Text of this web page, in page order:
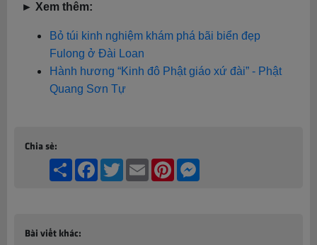
► Xem thêm:
Bỏ túi kinh nghiệm khám phá bãi biển đẹp
Fulong ở Đài Loan
Hành hương “Kinh đô Phật giáo xứ đài” - Phật
Quang Sơn Tự
Chia sẻ:
Share Facebook
TwitterEmail Pinterest
Bài viết khác: